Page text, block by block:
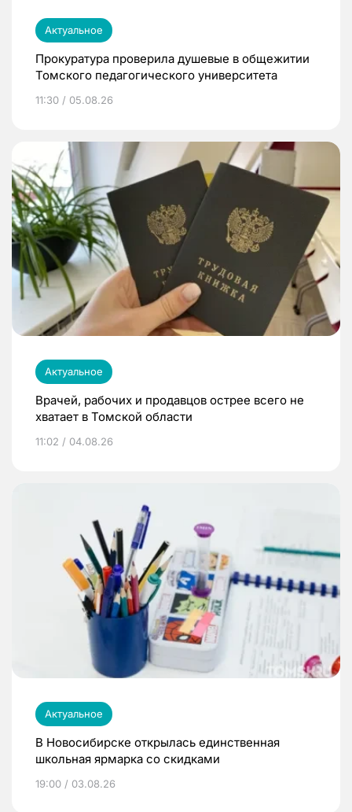
Актуальное
Прокуратура проверила душевые в общежитии
Томского педагогического университета
11:30 / 05.08.26
Актуальное
Врачей, рабочих и продавцов острее всего не
хватает в Томской области
11:02 / 04.08.26
Актуальное
В Новосибирске открылась единственная
школьная ярмарка со скидками
19:00 / 03.08.26